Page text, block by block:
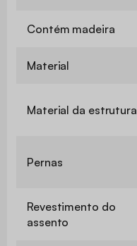
Contém madeira
Material
Material da estrutura
Pernas
Revestimento do
assento